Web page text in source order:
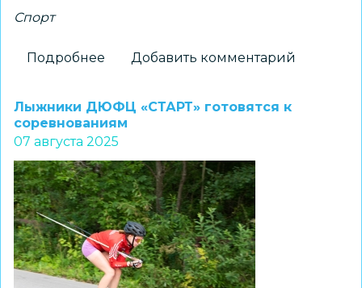
Спорт
Подробнее
ДЮФЦ
«СТАРТ»:
победители,
призы
и
отличная
атмосфера
Добавить комментарий
Лыжники ДЮФЦ «СТАРТ» готовятся к
соревнованиям
07 августа 2025